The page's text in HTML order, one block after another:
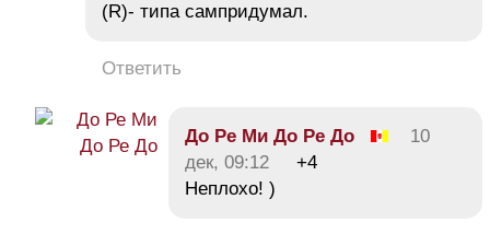
(R)- типа сампридумал.
Ответить
До Ре Ми До Ре До
10
дек, 09:12
+4
Неплохо! )